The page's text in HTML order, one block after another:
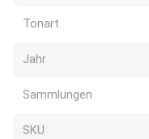
Tonart
Jahr
Sammlungen
SKU